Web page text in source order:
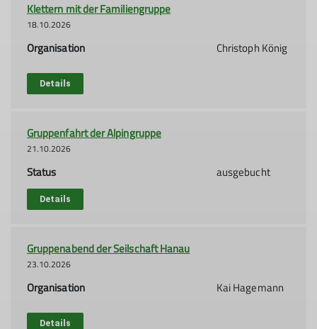
Klettern mit der Familiengruppe
18.10.2026
Organisation Christoph König
Details
Gruppenfahrt der Alpingruppe
21.10.2026
Status ausgebucht
Details
Gruppenabend der Seilschaft Hanau
23.10.2026
Organisation Kai Hagemann
Details